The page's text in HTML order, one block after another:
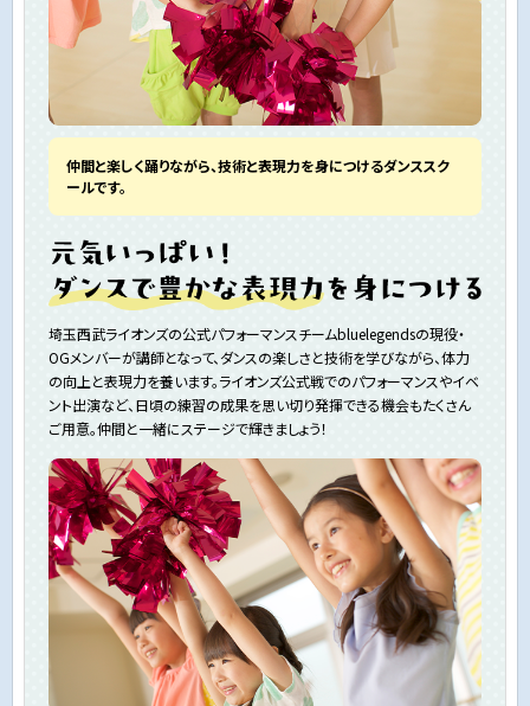
仲間と楽しく踊りながら、技術と表現力を身につけるダンススク
ールです。
埼玉西武ライオンズの公式パフォーマンスチームbluelegendsの現役・
OGメンバーが講師となって、ダンスの楽しさと技術を学びながら、体力
の向上と表現力を養います。ライオンズ公式戦でのパフォーマンスやイベ
ント出演など、日頃の練習の成果を思い切り発揮できる機会もたくさん
ご用意。仲間と一緒にステージで輝きましょう！